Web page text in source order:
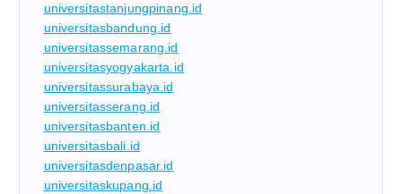
universitastanjungpinang.id
universitasbandung.id
universitassemarang.id
universitasyogyakarta.id
universitassurabaya.id
universitasserang.id
universitasbanten.id
universitasbali.id
universitasdenpasar.id
universitaskupang.id